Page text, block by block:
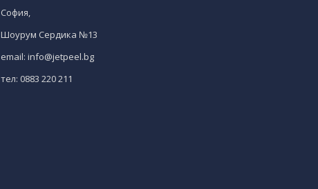
София,
Шоурум Сердика №13
email: info@jetpeel.bg
тел: 0883 220 211